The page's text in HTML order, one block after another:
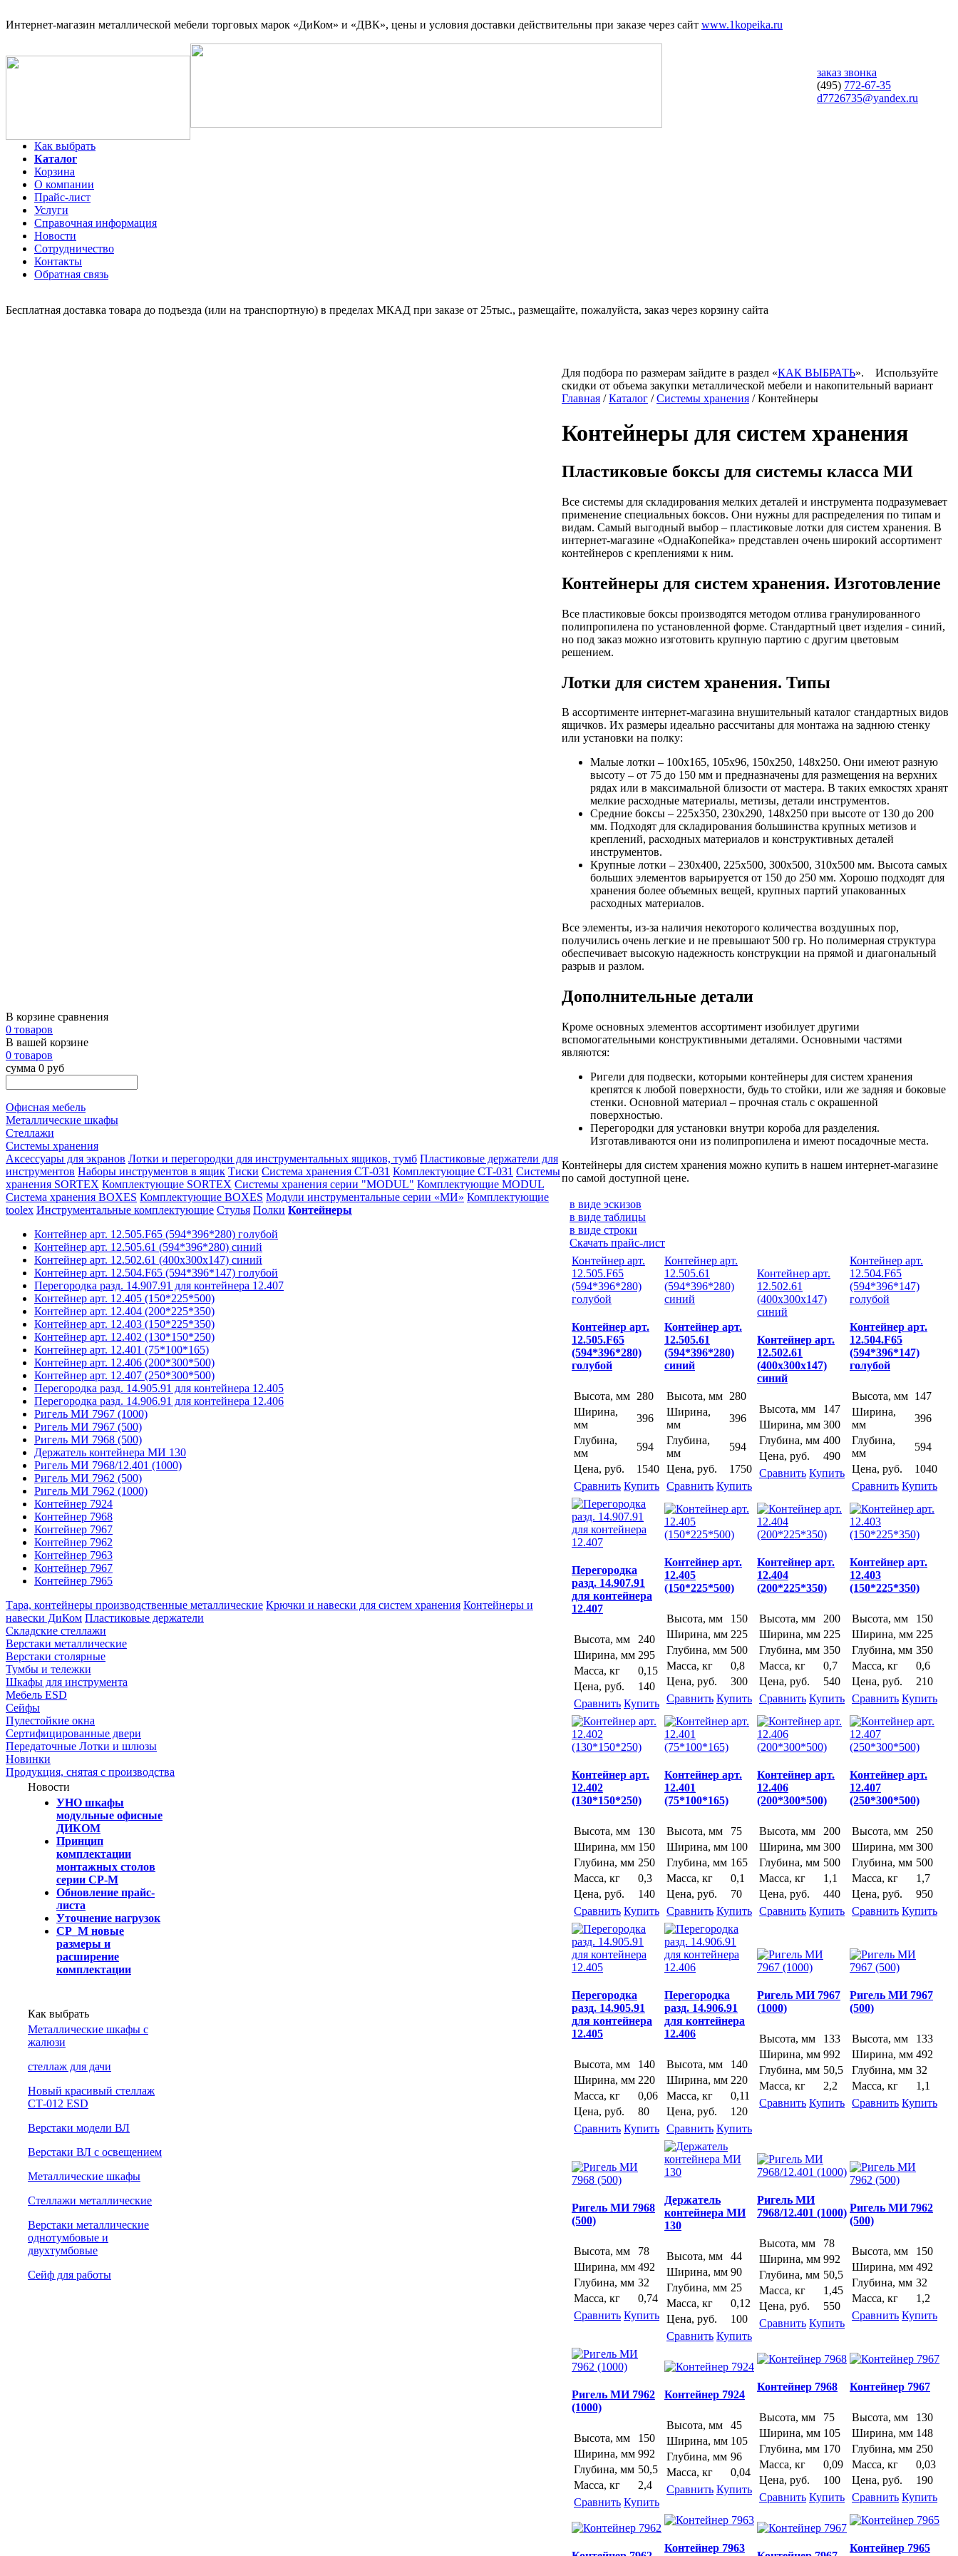
Интернет-магазин металлической мебели торговых марок «ДиКом» и «ДВК», цены и условия доставки действительны при заказе через сайт www.1kopeika.ru
заказ звонка
(495) 772-67-35
d7726735@yandex.ru
Как выбрать
Каталог
Корзина
О компании
Прайс-лист
Услуги
Справочная информация
Новости
Сотрудничество
Контакты
Обратная связь
Бесплатная доставка товара до подъезда (или на транспортную) в пределах МКАД при заказе от 25тыс., размещайте, пожалуйста, заказ через корзину сайта
В корзине сравнения
0 товаров
В вашей корзине
0 товаров
сумма 0 руб
Офисная мебель
Металлические шкафы
Стеллажи
Системы хранения
Аксессуары для экранов Лотки и перегородки для инструментальных ящиков, тумб Пластиковые держатели для
инструментов Наборы инструментов в ящик Тиски Система хранения СТ-031 Комплектующие СТ-031 Системы
хранения SORTEX Комплектующие SORTEX Системы хранения серии "MODUL" Комплектующие MODUL
Система хранения BOXES Комплектующие BOXES Модули инструментальные серии «МИ» Комплектующие
toolex Инструментальные комплектующие Стулья Полки Контейнеры
Контейнер арт. 12.505.F65 (594*396*280) голубой
Контейнер арт. 12.505.61 (594*396*280) синий
Контейнер арт. 12.502.61 (400х300х147) синий
Контейнер арт. 12.504.F65 (594*396*147) голубой
Перегородка разд. 14.907.91 для контейнера 12.407
Контейнер арт. 12.405 (150*225*500)
Контейнер арт. 12.404 (200*225*350)
Контейнер арт. 12.403 (150*225*350)
Контейнер арт. 12.402 (130*150*250)
Контейнер арт. 12.401 (75*100*165)
Контейнер арт. 12.406 (200*300*500)
Контейнер арт. 12.407 (250*300*500)
Перегородка разд. 14.905.91 для контейнера 12.405
Перегородка разд. 14.906.91 для контейнера 12.406
Ригель МИ 7967 (1000)
Ригель МИ 7967 (500)
Ригель МИ 7968 (500)
Держатель контейнера МИ 130
Ригель МИ 7968/12.401 (1000)
Ригель МИ 7962 (500)
Ригель МИ 7962 (1000)
Контейнер 7924
Контейнер 7968
Контейнер 7967
Контейнер 7962
Контейнер 7963
Контейнер 7967
Контейнер 7965
Тара, контейнеры производственные металлические Крючки и навески для систем хранения Контейнеры и
навески ДиКом Пластиковые держатели
Складские стеллажи
Верстаки металлические
Верстаки столярные
Тумбы и тележки
Шкафы для инструмента
Мебель ESD
Сейфы
Пулестойкие окна
Сертифицированные двери
Передаточные Лотки и шлюзы
Новинки
Продукция, снятая с производства
Новости
УНО шкафы
модульные офисные
ДИКОМ
Принцип
комплектации
монтажных столов
серии СР-М
Обновление прайс-
листа
Уточнение нагрузок
СР_М новые
размеры и
расширение
комплектации
Как выбрать
Металлические шкафы с
жалюзи
cтеллаж для дачи
Новый красивый стеллаж
СТ-012 ESD
Верстаки модели ВЛ
Верстаки ВЛ с освещением
Металлические шкафы
Стеллажи металлические
Верстаки металлические
однотумбовые и
двухтумбовые
Сейф для работы
Для подбора по размерам зайдите в раздел «КАК ВЫБРАТЬ».
Используйте
скидки от объема закупки металлической мебели и накопительный вариант
Главная /Каталог /Системы хранения / Контейнеры
Контейнеры для систем хранения
Пластиковые боксы для системы класса МИ
Все системы для складирования мелких деталей и инструмента подразумевает
применение специальных боксов. Они нужны для распределения по типам и
видам. Самый выгодный выбор – пластиковые лотки для систем хранения. В
интернет-магазине «ОднаКопейка» представлен очень широкий ассортимент
контейнеров с креплениями к ним.
Контейнеры для систем хранения. Изготовление
Все пластиковые боксы производятся методом отлива гранулированного
полипропилена по установленной форме. Стандартный цвет изделия - синий,
но под заказ можно изготовить крупную партию с другим цветовым
решением.
Лотки для систем хранения. Типы
В ассортименте интернет-магазина внушительный каталог стандартных видов
ящичков. Их размеры идеально рассчитаны для монтажа на заднюю стенку
или установки на полку:
Малые лотки – 100х165, 105х96, 150х250, 148х250. Они имеют разную
высоту – от 75 до 150 мм и предназначены для размещения на верхних
рядах или в максимальной близости от мастера. В таких емкостях хранят
мелкие расходные материалы, метизы, детали инструментов.
Средние боксы – 225х350, 230х290, 148х250 при высоте от 130 до 200
мм. Подходят для складирования большинства крупных метизов и
креплений, расходных материалов и конструктивных деталей
инструментов.
Крупные лотки – 230х400, 225х500, 300х500, 310х500 мм. Высота самых
больших элементов варьируется от 150 до 250 мм. Хорошо подходят для
хранения более объемных вещей, крупных партий упакованных
расходных материалов.
Все элементы, из-за наличия некоторого количества воздушных пор,
получились очень легкие и не превышают 500 гр. Но полимерная структура
обеспечивает высокую надежность конструкции на прямой и диагональный
разрыв и разлом.
Дополнительные детали
Кроме основных элементов ассортимент изобилует другими
вспомогательными конструктивными деталями. Основными частями
являются:
Ригели для подвески, которыми контейнеры для систем хранения
крепятся к любой поверхности, будь то стойки, или же задняя и боковые
стенки. Основной материал – прочная сталь с окрашенной
поверхностью.
Перегородки для установки внутри короба для разделения.
Изготавливаются они из полипропилена и имеют посадочные места.
Контейнеры для систем хранения можно купить в нашем интернет-магазине
по самой доступной цене.
в виде эскизов
в виде таблицы
в виде строки
Скачать прайс-лист
Контейнер арт.
12.505.F65
(594*396*280)
голубой
Контейнер арт.
12.505.F65
(594*396*280)
голубой
Высота, мм 280
Ширина,
мм
396
Глубина,
мм
594
Цена, руб.
1540
Сравнить Купить
Контейнер арт.
12.505.61
(594*396*280)
синий
Контейнер арт.
12.505.61
(594*396*280)
синий
Высота, мм 280
Ширина,
мм
396
Глубина,
мм
594
Цена, руб.
1750
Сравнить Купить
Контейнер арт.
12.502.61
(400х300х147)
синий
Контейнер арт.
12.502.61
(400х300х147)
синий
Высота, мм
147
Ширина, мм 300
Глубина, мм 400
Цена, руб.
490
Сравнить Купить
Контейнер арт.
12.504.F65
(594*396*147)
голубой
Контейнер арт.
12.504.F65
(594*396*147)
голубой
Высота, мм 147
Ширина,
мм
396
Глубина,
мм
594
Цена, руб.
1040
Сравнить Купить
Перегородка
разд. 14.907.91
для контейнера
12.407
Высота, мм
240
Ширина, мм 295
Масса, кг
0,15
Цена, руб.
140
Сравнить Купить
Контейнер арт.
12.405
(150*225*500)
Высота, мм
150
Ширина, мм 225
Глубина, мм 500
Масса, кг
0,8
Цена, руб.
300
Сравнить Купить
Контейнер арт.
12.404
(200*225*350)
Высота, мм
200
Ширина, мм 225
Глубина, мм 350
Масса, кг
0,7
Цена, руб.
540
Сравнить Купить
Контейнер арт.
12.403
(150*225*350)
Высота, мм
150
Ширина, мм 225
Глубина, мм 350
Масса, кг
0,6
Цена, руб.
210
Сравнить Купить
Контейнер арт.
12.402
(130*150*250)
Высота, мм
130
Ширина, мм 150
Глубина, мм 250
Масса, кг
0,3
Цена, руб.
140
Сравнить Купить
Контейнер арт.
12.401
(75*100*165)
Высота, мм
75
Ширина, мм 100
Глубина, мм 165
Масса, кг
0,1
Цена, руб.
70
Сравнить Купить
Контейнер арт.
12.406
(200*300*500)
Высота, мм
200
Ширина, мм 300
Глубина, мм 500
Масса, кг
1,1
Цена, руб.
440
Сравнить Купить
Контейнер арт.
12.407
(250*300*500)
Высота, мм
250
Ширина, мм 300
Глубина, мм 500
Масса, кг
1,7
Цена, руб.
950
Сравнить Купить
Перегородка
разд. 14.905.91
для контейнера
12.405
Высота, мм
140
Ширина, мм 220
Масса, кг
0,06
Цена, руб.
80
Сравнить Купить
Перегородка
разд. 14.906.91
для контейнера
12.406
Высота, мм
140
Ширина, мм 220
Масса, кг
0,11
Цена, руб.
120
Сравнить Купить
Ригель МИ 7967
(1000)
Высота, мм
133
Ширина, мм 992
Глубина, мм 50,5
Масса, кг
2,2
Сравнить Купить
Ригель МИ 7967
(500)
Высота, мм
133
Ширина, мм 492
Глубина, мм 32
Масса, кг
1,1
Сравнить Купить
Ригель МИ 7968
(500)
Высота, мм
78
Ширина, мм 492
Глубина, мм 32
Масса, кг
0,74
Сравнить Купить
Держатель
контейнера МИ
130
Высота, мм
44
Ширина, мм 90
Глубина, мм 25
Масса, кг
0,12
Цена, руб.
100
Сравнить Купить
Ригель МИ
7968/12.401 (1000)
Высота, мм
78
Ширина, мм 992
Глубина, мм 50,5
Масса, кг
1,45
Цена, руб.
550
Сравнить Купить
Ригель МИ 7962
(500)
Высота, мм
150
Ширина, мм 492
Глубина, мм 32
Масса, кг
1,2
Сравнить Купить
Ригель МИ 7962
(1000)
Высота, мм
150
Ширина, мм 992
Глубина, мм 50,5
Масса, кг
2,4
Сравнить Купить
Контейнер 7924
Высота, мм
45
Ширина, мм 105
Глубина, мм 96
Масса, кг
0,04
Сравнить Купить
Контейнер 7968
Высота, мм
75
Ширина, мм 105
Глубина, мм 170
Масса, кг
0,09
Цена, руб.
100
Сравнить Купить
Контейнер 7967
Высота, мм
130
Ширина, мм 148
Глубина, мм 250
Масса, кг
0,03
Цена, руб.
190
Сравнить Купить
Контейнер 7963 Контейнер 7965